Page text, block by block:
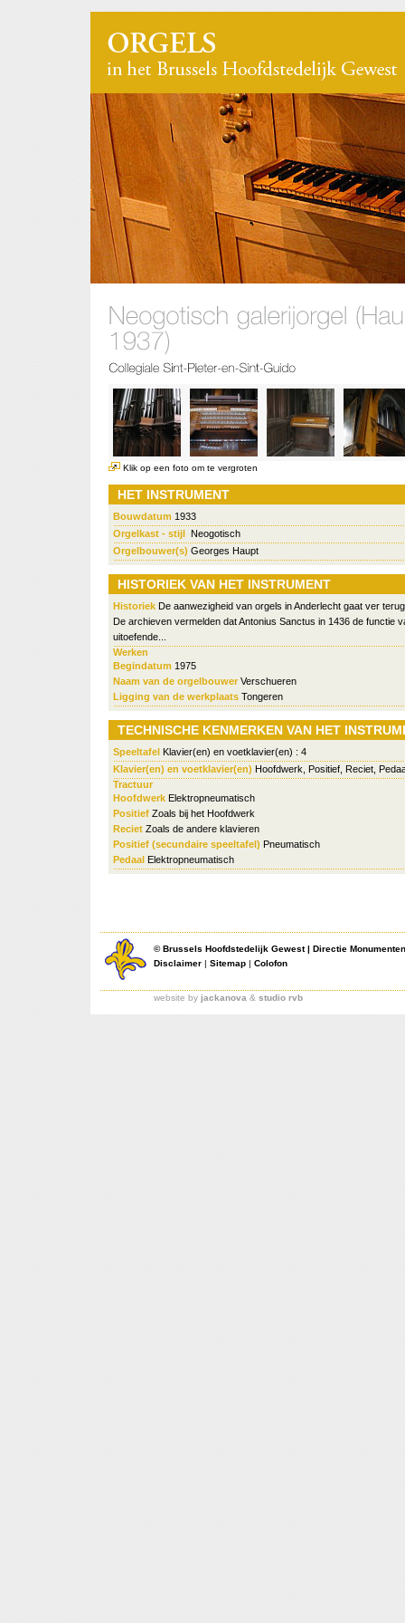
Klik op een foto om te vergroten
HET INSTRUMENT
Bouwdatum 1933
Orgelkast - stijl Neogotisch
Orgelbouwer(s) Georges Haupt
HISTORIEK VAN HET INSTRUMENT
Historiek De aanwezigheid van orgels in Anderlecht gaat ver
De archieven vermelden dat Antonius Sanctus in 1436 de functie
uitoefende...
Werken
Begindatum 1975
Naam van de orgelbouwer Verschueren
Ligging van de werkplaats Tongeren
TECHNISCHE KENMERKEN VAN HET
Speeltafel Klavier(en) en voetklavier(en) : 4
Klavier(en) en voetklavier(en) Hoofdwerk, Positief, Reciet,
Tractuur
Hoofdwerk Elektropneumatisch
Positief Zoals bij het Hoofdwerk
Reciet Zoals de andere klavieren
Positief (secundaire speeltafel) Pneumatisch
Pedaal Elektropneumatisch
©Brussels Hoofdstedelijk Gewest| Directie
Disclaimer | Sitemap | Colofon
website by jackanova & studio rvb